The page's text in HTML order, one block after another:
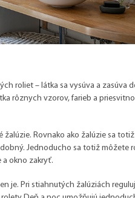
roliet – látka sa vysúva a zasúva
rôznych vzorov, farieb a
Rovnako ako žalúzie sa
Jednoducho sa totiž
okno zakryť.
je. Pri stiahnutých žalúziách